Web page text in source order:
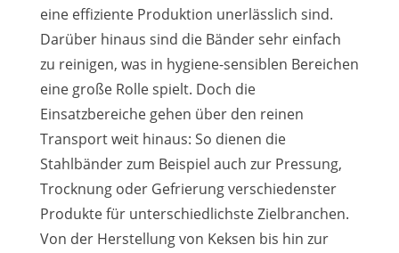
eine effiziente Produktion unerlässlich sind.
Darüber hinaus sind die Bänder sehr einfach
zu reinigen, was in hygiene-sensiblen Bereichen
eine große Rolle spielt. Doch die
Einsatzbereiche gehen über den reinen
Transport weit hinaus: So dienen die
Stahlbänder zum Beispiel auch zur Pressung,
Trocknung oder Gefrierung verschiedenster
Produkte für unterschiedlichste Zielbranchen.
Von der Herstellung von Keksen bis hin zur